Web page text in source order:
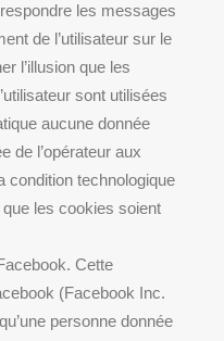
les messages
de l’utilisateur sur le
l’illusion que les
sont utilisées
aucune donnée
de l’opérateur aux
condition technologique
les cookies soient
Cette
(Facebook Inc.
personne donnée